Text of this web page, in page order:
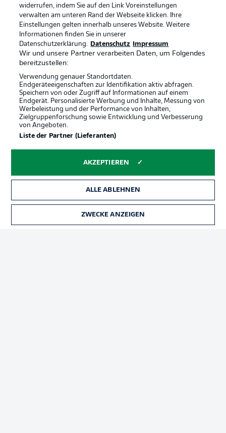
Login
Offizielle Partner
Rechtliche Hinweise Voreinstellungen verwalten
widerrufen, indem Sie auf den Link Voreinstellungen
verwalten am unteren Rand der Webseite klicken. Ihre
Einstellungen gelten innerhalb unseres Website. Weitere
Informationen finden Sie in unserer
Datenschutzerklärung.
Datenschutz Impressum
Wir und unsere Partner verarbeiten Daten, um Folgendes
bereitzustellen:
Verwendung genauer Standortdaten.
Endgeräteeigenschaften zur Identifikation aktiv abfragen.
Speichern von oder Zugriff auf Informationen auf einem
Endgerät. Personalisierte Werbung und Inhalte, Messung von
Werbeleistung und der Performance von Inhalten,
Zielgruppenforschung sowie Entwicklung und Verbesserung
von Angeboten.
Liste der Partner (Lieferanten)
AKZEPTIEREN
ALLE ABLEHNEN
ZWECKE ANZEIGEN